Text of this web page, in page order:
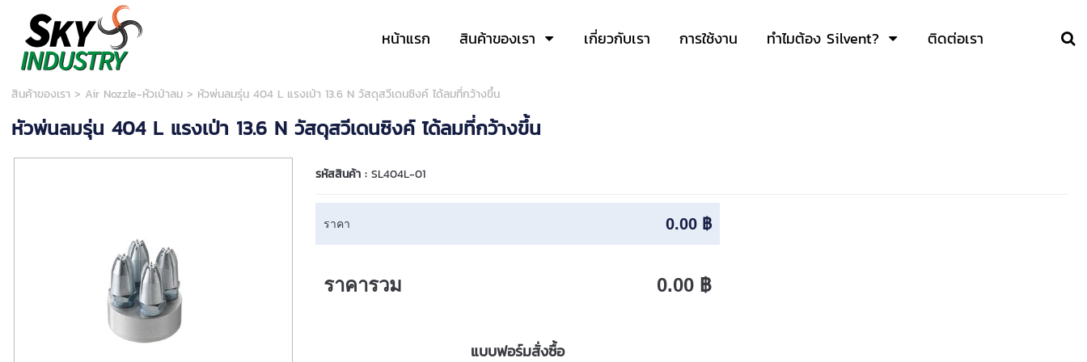
หน้าแรก สินค้าของเรา เกี่ยวกับเรา การใช้งาน ทำไมต้อง Silvent? ติดต่อเรา
สินค้าของเรา > Air Nozzle-หัวเป่าลม> หัวพ่นลมรุ่น 404 L แรงเป่า 13.6 N วัสดุสวีเดนซิงค์ ได้ลมที่กว้างขึ้น
หัวพ่นลมรุ่น 404 L แรงเป่า 13.6 N วัสดุสวีเดนซิงค์ ได้ลมที่กว้างขึ้น
รหัสสินค้า : SL404L-01
ราคา 0.00 ฿
ราคารวม 0.00 ฿
แบบฟอร์มสั่งซื้อ